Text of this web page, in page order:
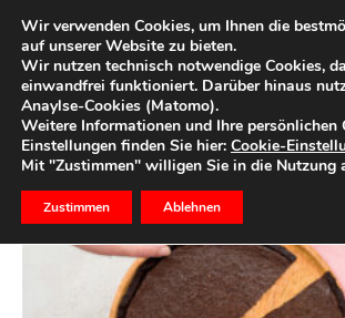
Start Schlagworte Nettoeinkommen
Schlagwort:
Wir verwenden Cookies, um Ihnen die
auf unserer Website zu bieten.
Wir nutzen technisch notwendige Cookies,
einwandfrei funktioniert. Darüber hinaus
Anaylse-Cookies (Matomo).
Weitere Informationen und Ihre persönlichen
Einstellungen finden Sie hier: Cookie-
Mit "Zustimmen" willigen Sie in die Nutzung
Zustimmen Ablehnen